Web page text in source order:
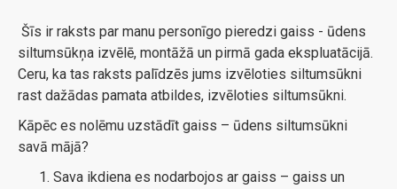
Šīs ir raksts par manu personīgo pieredzi gaiss - ūdens
siltumsūkņa izvēlē, montāžā un pirmā gada ekspluatācijā.
Ceru, ka tas raksts palīdzēs jums izvēloties siltumsūkni
rast dažādas pamata atbildes, izvēloties siltumsūkni.
Kāpēc es nolēmu uzstādīt gaiss – ūdens siltumsūkni
savā mājā?
Sava ikdiena es nodarbojos ar gaiss – gaiss un